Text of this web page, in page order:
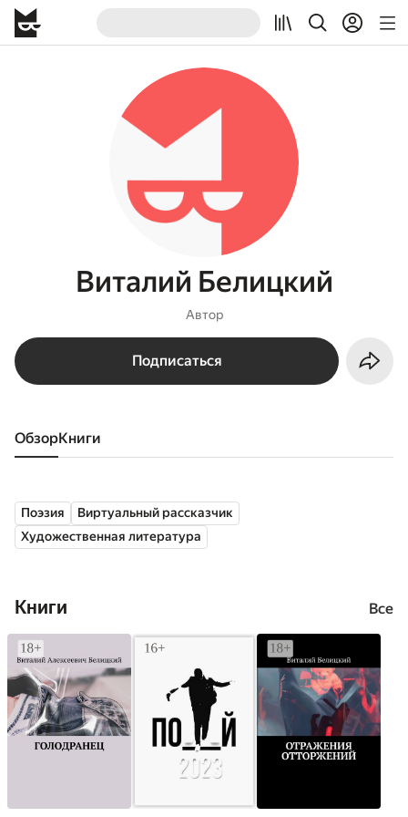
Виталий Белицкий
Автор
Подписаться
Обзор книги
Поэзия
Виртуальный рассказчик
Художественная литература
Книги Все